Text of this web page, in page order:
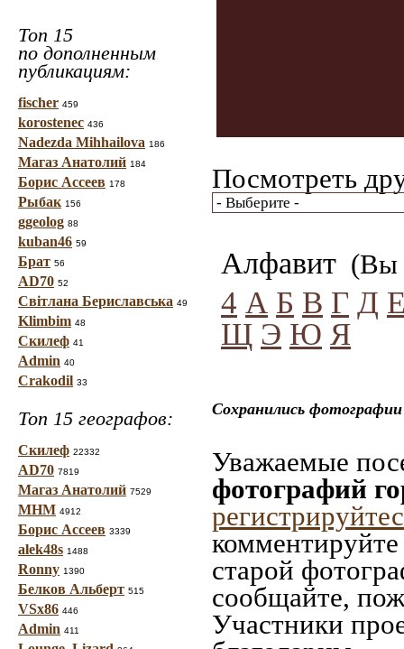
Топ 15
по дополненным
публикациям:
fischer 459
korostenec 436
Nadezda Mihhailova 186
Магаз Анатолий 184
Борис Ассеев 178
Рыбак 156
ggeolog 88
kuban46 59
Брат 56
AD70 52
Світлана Бериславська 49
Klimbim 48
Скилеф 41
Admin 40
Crakodil 33
Топ 15 географов:
Скилеф 22332
AD70 7819
Магаз Анатолий 7529
МНМ 4912
Борис Ассеев 3339
alek48s 1488
Ronny 1390
Белков Альберт 515
VSx86 446
Admin 411
Посмотреть
Алфавит (Вы
4 А Б В Г Д
Щ Э Ю Я
Сохранились
Уважаемые
фотографий
старой
сообщайте,
Участники